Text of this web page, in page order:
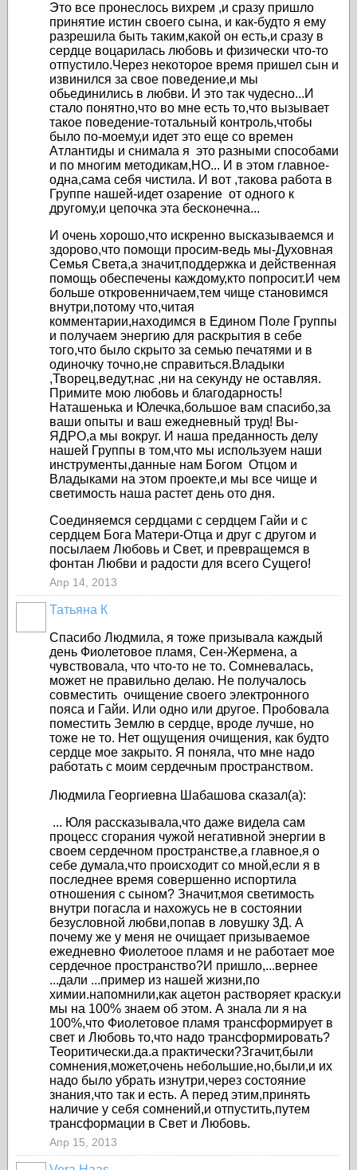
Это все пронеслось вихрем ,и сразу пришло
принятие истин своего сына, и как-будто я ему
разрешила быть таким,какой он есть,и сразу в
сердце воцарилась любовь и физически что-то
отпустило.Через некоторое время пришел сын и
извинился за свое поведение,и мы
обьединились в любви. И это так чудесно...И
стало понятно,что во мне есть то,что вызывает
такое поведение-тотальный контроль,чтобы
было по-моему,и идет это еще со времен
Атлантиды и снимала я это разными способами
и по многим методикам,НО... И в этом главное-
одна,сама себя чистила. И вот ,такова работа в
Группе нашей-идет озарение от одного к
другому,и цепочка эта бесконечна...
И очень хорошо,что искренно высказываемся и
здорово,что помощи просим-ведь мы-Духовная
Семья Света,а значит,поддержка и действенная
помощь обеспечены каждому,кто попросит.И чем
больше откровенничаем,тем чище становимся
внутри,потому что,читая
комментарии,находимся в Едином Поле Группы
и получаем энергию для раскрытия в себе
того,что было скрыто за семью печатями и в
одиночку точно,не справиться.Владыки
,Творец,ведут,нас ,ни на секунду не оставляя.
Примите мою любовь и благодарность!
Наташенька и Юлечка,большое вам спасибо,за
ваши опыты и ваш ежедневный труд! Вы-
ЯДРО,а мы вокруг. И наша преданность делу
нашей Группы в том,что мы используем наши
инструменты,данные нам Богом Отцом и
Владыками на этом проекте,и мы все чище и
светимость наша растет день ото дня.
Соединяемся сердцами с сердцем Гайи и с
сердцем Бога Матери-Отца и друг с другом и
посылаем Любовь и Свет, и превращемся в
фонтан Любви и радости для всего Сущего!
Апр 14, 2013
Татьяна К
Спасибо Людмила, я тоже призывала каждый
день Фиолетовое пламя, Сен-Жермена, а
чувствовала, что что-то не то. Сомневалась,
может не правильно делаю. Не получалось
совместить очищение своего электронного
пояса и Гайи. Или одно или другое. Пробовала
поместить Землю в сердце, вроде лучше, но
тоже не то. Нет ощущения очищения, как будто
сердце мое закрыто. Я поняла, что мне надо
работать с моим сердечным пространством.
Людмила Георгиевна Шабашова сказал(а):
... Юля рассказывала,что даже видела сам
процесс сгорания чужой негативной энергии в
своем сердечном пространстве,а главное,я о
себе думала,что происходит со мной,если я в
последнее время совершенно испортила
отношения с сыном? Значит,моя светимость
внутри погасла и нахожусь не в состоянии
безусловной любви,попав в ловушку 3Д. А
почему же у меня не очищает призываемое
ежедневно Фиолетоое пламя и не работает мое
сердечное пространство?И пришло,...вернее
...дали ...пример из нашей жизни,по
химии.напомнили,как ацетон растворяет краску.и
мы на 100% знаем об этом. А знала ли я на
100%,что Фиолетовое пламя трансформирует в
свет и Любовь то,что надо трансформировать?
Теоритически.да.а практически?Згачит,были
сомнения,может,очень небольшие,но,были,и их
надо было убрать изнутри,через состояние
знания,что так и есть. А перед этим,принять
наличие у себя сомнений,и отпустить,путем
трансформации в Свет и Любовь.
Апр 15, 2013